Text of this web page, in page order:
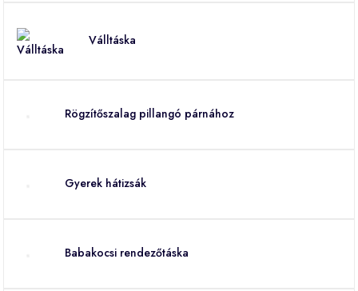
Válltáska
Rögzítőszalag pillangó párnához
Gyerek hátizsák
Babakocsi rendezőtáska